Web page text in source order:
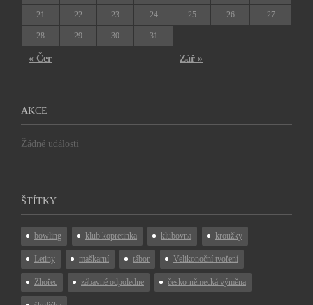
« Čer Zář »
21 22 23 24 25 26 27
28 29 30 31
AKCE
Žádné události
ŠTÍTKY
bowling klub kopretinka klubovna kroužky
Letiny maškarní tábor Velikonoční tvoření
Zhořec zábavné odpoledne česko-německá výměna